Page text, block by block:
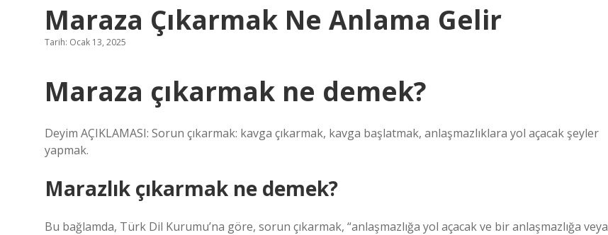
Maraza Çıkarmak Ne Anlama Gelir
Tarih: Ocak 13, 2025
Maraza çıkarmak ne demek?
Deyim AÇIKLAMASI: Sorun çıkarmak: kavga çıkarmak, kavga başlatmak, anlaşmazlıklara yol açacak şeyler
yapmak.
Marazlık çıkarmak ne demek?
Bu bağlamda, Türk Dil Kurumu’na göre, sorun çıkarmak, “anlaşmazlığa yol açacak ve bir anlaşmazlığa veya